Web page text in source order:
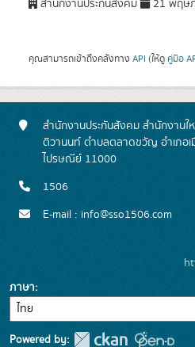
สำนักงานประกันสังคม 21 พฤษ
คุณสามารถเข้าถึงคลังทาง API (ให้ดู คู่มือ
สำนักงานประกันสังคม สำนักงาน
ติวานนท์ ตำบลตลาดขวัญ อำเภอ
ไปรษณีย์ 11000
1506
E-mail : info@sso1506.com
ภาษา
Powered by: